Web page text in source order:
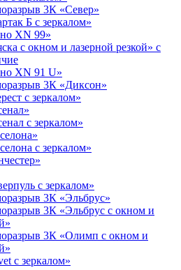
3К «Север»
Б с зеркалом»
XN 99»
с окном и лазерной резкой» с
XN 91 U»
3К «Диксон»
с зеркалом»
с зеркалом»
с зеркалом»
с зеркалом»
3К «Эльбрус»
3К «Эльбрус с окном и
3К «Олимп с окном и
с зеркалом»